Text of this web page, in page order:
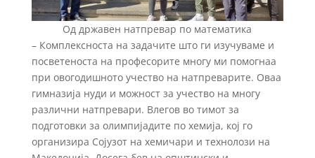
Од државен натпревар по математика
– Комплексноста на задачите што ги изучуваме и
посветеноста на професорите многу ми помогнаа
при овогодишното учество на натпреварите. Оваа
гимназија нуди и можност за учество на многу
различни натпревари. Влегов во тимот за
подготовки за олимпијадите по хемија, кој го
организира Сојузот на хемичари и технолози на